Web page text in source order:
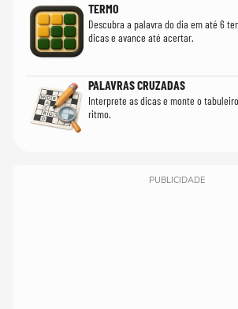
TERMO
Descubra a palavra do dia em até 6
dicas e avance até acertar.
PALAVRAS CRUZADAS
Interprete as dicas e monte o
ritmo.
PUBLICIDADE